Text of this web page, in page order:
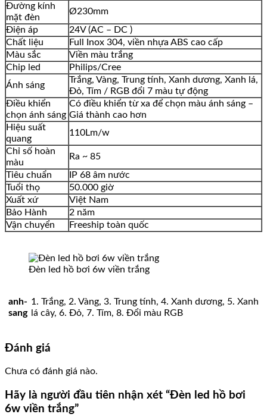
Đường kính
mặt đèn
Ø230mm
Điện áp
24V (AC – DC )
Chất liệu
Full Inox 304, viền nhựa ABS cao cấp
Màu sắc
Viền màu trắng
Chip led
Philips/Cree
Ánh sáng
Trắng, Vàng, Trung tính, Xanh dương, Xanh lá,
Đỏ, Tím / RGB đổi 7 màu tự động
Điều khiển
chọn ánh sáng
Có điều khiển từ xa để chọn màu ánh sáng –
Giá thành cao hơn
Hiệu suất
quang
110Lm/w
Chỉ số hoàn
màu
Ra ~ 85
Tiêu chuẩn
IP 68 âm nước
Tuổi thọ
50.000 giờ
Xuất xứ
Việt Nam
Bảo Hành
2 năm
Vận chuyển
Freeship toàn quốc
Đèn led hồ bơi 6w viền trắng
anh-
sang
1. Trắng, 2. Vàng, 3. Trung tính, 4. Xanh dương, 5. Xanh
lá cây, 6. Đỏ, 7. Tím, 8. Đổi màu RGB
Đánh giá
Chưa có đánh giá nào.
Hãy là người đầu tiên nhận xét “Đèn led hồ bơi
6w viền trắng”